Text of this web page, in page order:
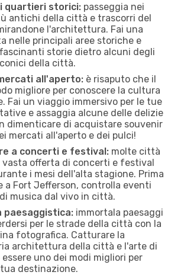
quartieri storici: passeggia nei
antichi della città e trascorri del
l'architettura. Fai una
nelle principali aree storiche e
storie dietro alcuni degli
della città.
all'aperto: è risaputo che il
migliore per conoscere la cultura
Fai un viaggio immersivo per le tue
e assaggia alcune delle delizie
dimenticare di acquistare souvenir
mercati all'aperto e dei pulci!
a concerti e festival: molte città
vasta offerta di concerti e festival
i mesi dell'alta stagione. Prima
a Fort Jefferson, controlla eventi
musica dal vivo in città.
paesaggistica: immortala paesaggi
per le strade della città con la
fotografica. Catturare la
architettura della città e l'arte di
uno dei modi migliori per
destinazione.